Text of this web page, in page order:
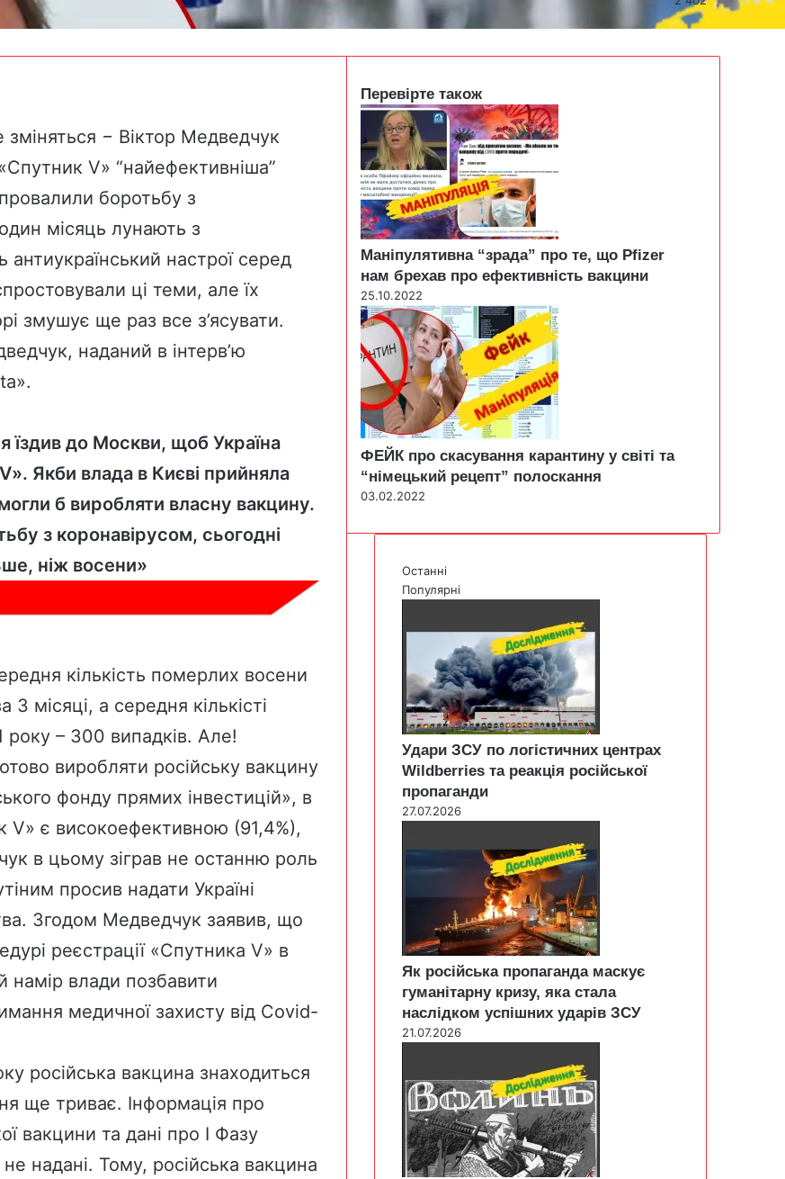
зміняться − Віктор Медведчук
V» “найефективніша”
боротьбу з
місяць лунають з
настрої серед
ці теми, але їх
змушує ще раз все з’ясувати.
наданий в інтерв’ю
».
їздив до Москви, щоб Україна
Якби влада в Києві прийняла
б виробляти власну вакцину.
з коронавірусом, сьогодні
ніж восени»
кількість померлих восени
місяці, а середня кількісті
– 300 випадків. Але!
виробляти російську вакцину
фонду прямих інвестицій», в
є високоефективною (91,4%),
в цьому зіграв не останню роль
просив надати Україні
Згодом Медведчук заявив, що
реєстрації «Спутника V» в
намір влади позбавити
медичної захисту від Covid-
російська вакцина знаходиться
ще триває. Інформація про
вакцини та дані про I Фазу
надані. Тому, російська вакцина
Перевірте також
C
o
s
e
Маніпулятивна “зрада” про те, що Pfizer
нам брехав про ефективність вакцини
25.10.2022
ФЕЙК про скасування карантину у світі та
“німецький рецепт” полоскання
03.02.2022
Останні
Популярні
Удари ЗСУ по логістичних центрах
Wildberries та реакція російської
пропаганди
27.07.2026
Як російська пропаганда маскує
гуманітарну кризу, яка стала
наслідком успішних ударів ЗСУ
21.07.2026